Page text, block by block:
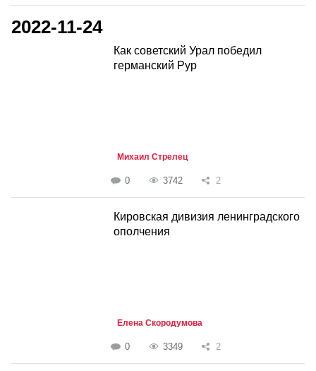
2022-11-24
Как советский Урал победил
германский Рур
Михаил Стрелец
0 3742 2
Кировская дивизия ленинградского
ополчения
Елена Скородумова
0 3349 2